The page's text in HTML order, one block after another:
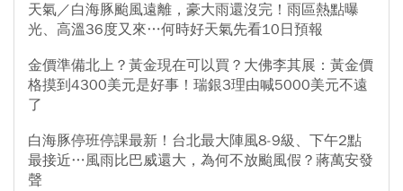
天氣／白海豚颱風遠離，豪大雨還沒完！雨區熱點曝
光、高溫36度又來…何時好天氣先看10日預報
金價準備北上？黃金現在可以買？大佛李其展：黃金價
格摸到4300美元是好事！瑞銀3理由喊5000美元不遠
了
白海豚停班停課最新！台北最大陣風8-9級、下午2點
最接近…風雨比巴威還大，為何不放颱風假？蔣萬安發
聲